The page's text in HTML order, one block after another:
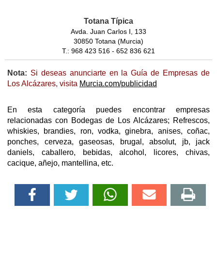
Totana Típica
Avda. Juan Carlos I, 133
30850 Totana (Murcia)
T.: 968 423 516 - 652 836 621
Nota: Si deseas anunciarte en la Guía de Empresas de
Los Alcázares, visita Murcia.com/publicidad
En esta categoría puedes encontrar empresas
relacionadas con Bodegas de Los Alcázares; Refrescos,
whiskies, brandies, ron, vodka, ginebra, anises, coñac,
ponches, cerveza, gaseosas, brugal, absolut, jb, jack
daniels, caballero, bebidas, alcohol, licores, chivas,
cacique, añejo, mantellina, etc.